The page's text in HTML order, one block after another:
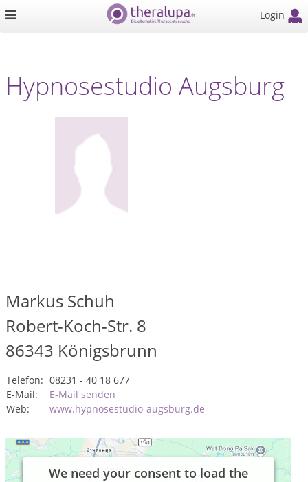
Login
Hypnosestudio Augsburg
Markus Schuh
Robert-Koch-Str. 8
86343 Königsbrunn
Telefon: 08231 - 40 18 677
E-Mail:
E-Mail senden
Web:
www.hypnosestudio-augsburg.de
We need your consent to load the